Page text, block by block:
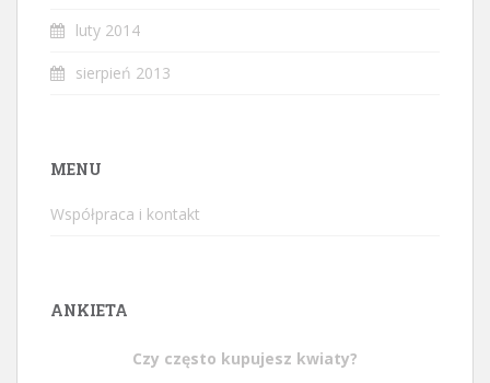
luty 2014
sierpień 2013
MENU
Współpraca i kontakt
ANKIETA
Czy często kupujesz kwiaty?